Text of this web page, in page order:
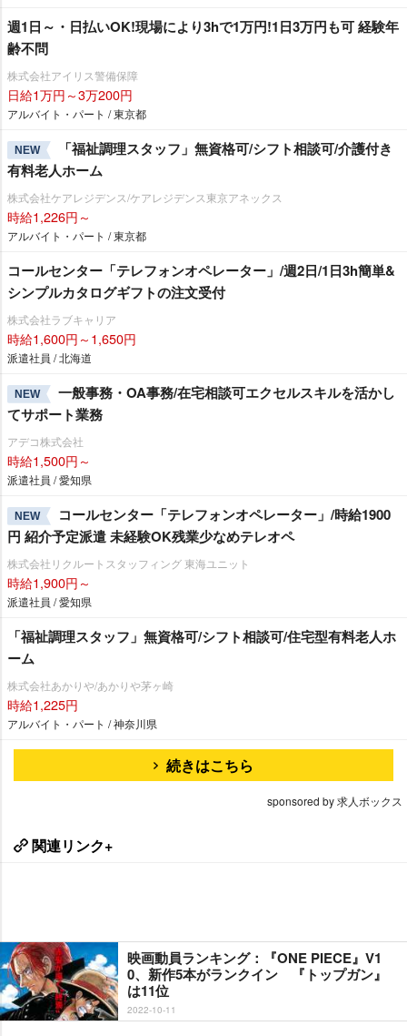
週1日～・日払いOK!現場により3hで1万円!1日3万円も可 経験年
齢不問
株式会社アイリス警備保障
日給1万円～3万200円
アルバイト・パート / 東京都
NEW
「福祉調理スタッフ」無資格可/シフト相談可/介護付き
有料老人ホーム
株式会社ケアレジデンス/ケアレジデンス東京アネックス
時給1,226円～
アルバイト・パート / 東京都
コールセンター「テレフォンオペレーター」/週2日/1日3h簡単&
シンプルカタログギフトの注文受付
株式会社ラブキャリア
時給1,600円～1,650円
派遣社員 / 北海道
NEW
一般事務・OA事務/在宅相談可エクセルスキルを活かし
てサポート業務
アデコ株式会社
時給1,500円～
派遣社員 / 愛知県
NEW
コールセンター「テレフォンオペレーター」/時給1900
円 紹介予定派遣 未経験OK残業少なめテレオペ
株式会社リクルートスタッフィング 東海ユニット
時給1,900円～
派遣社員 / 愛知県
「福祉調理スタッフ」無資格可/シフト相談可/住宅型有料老人ホ
ーム
株式会社あかりや/あかりや茅ヶ崎
時給1,225円
アルバイト・パート / 神奈川県
続きはこちら
sponsored by 求人ボックス
関連リンク+
映画動員ランキング：『ONE PIECE』V1
0、新作5本がランクイン 『トップガン』
は11位
2022-10-11